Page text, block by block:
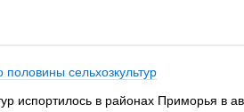
сельхозкультур
испортилось в районах Приморья